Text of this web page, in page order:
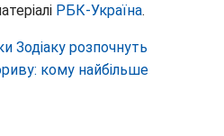
РБК-Україна.
Зодіаку розпочнуть
кому найбільше